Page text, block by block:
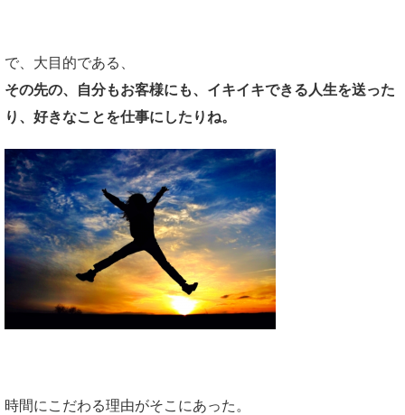
で、大目的である、
その先の、自分もお客様にも、イキイキできる人生を送った
り、好きなことを仕事にしたりね。
時間にこだわる理由がそこにあった。